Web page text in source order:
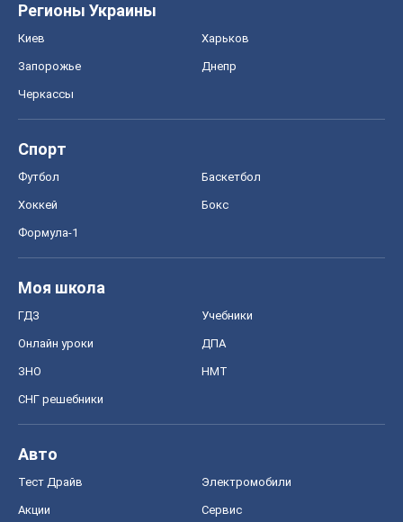
Регионы Украины
Киев Харьков
Запорожье Днепр
Черкассы
Спорт
Футбол Баскетбол
Хоккей Бокс
Формула-1
Моя школа
ГДЗ Учебники
Онлайн уроки ДПА
ЗНО НМТ
СНГ решебники
Авто
Тест Драйв Электромобили
Акции Сервис